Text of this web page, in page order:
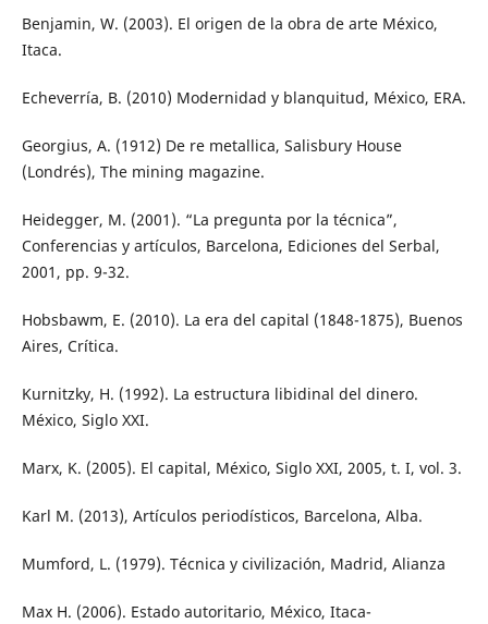
Benjamin, W. (2003). El origen de la obra de arte México,
Itaca.
Echeverría, B. (2010) Modernidad y blanquitud, México, ERA.
Georgius, A. (1912) De re metallica, Salisbury House
(Londrés), The mining magazine.
Heidegger, M. (2001). “La pregunta por la técnica”,
Conferencias y artículos, Barcelona, Ediciones del Serbal,
2001, pp. 9-32.
Hobsbawm, E. (2010). La era del capital (1848-1875), Buenos
Aires, Crítica.
Kurnitzky, H. (1992). La estructura libidinal del dinero.
México, Siglo XXI.
Marx, K. (2005). El capital, México, Siglo XXI, 2005, t. I, vol. 3.
Karl M. (2013), Artículos periodísticos, Barcelona, Alba.
Mumford, L. (1979). Técnica y civilización, Madrid, Alianza
Max H. (2006). Estado autoritario, México, Itaca-